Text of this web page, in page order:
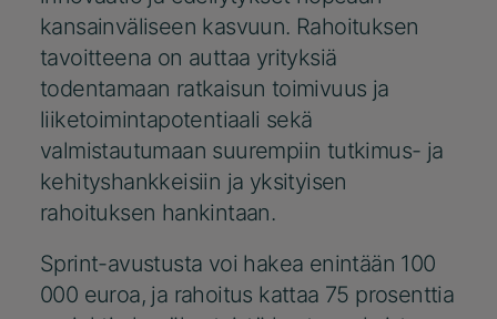
kansainväliseen kasvuun. Rahoituksen
tavoitteena on auttaa yrityksiä
todentamaan ratkaisun toimivuus ja
liiketoimintapotentiaali sekä
valmistautumaan suurempiin tutkimus- ja
kehityshankkeisiin ja yksityisen
rahoituksen hankintaan.
Sprint-avustusta voi hakea enintään 100
000 euroa, ja rahoitus kattaa 75 prosenttia